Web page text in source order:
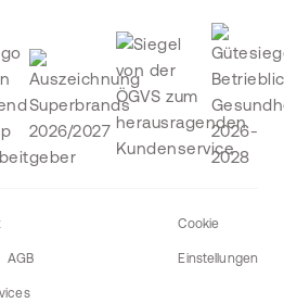
AGB
Cookie
Einstellungen